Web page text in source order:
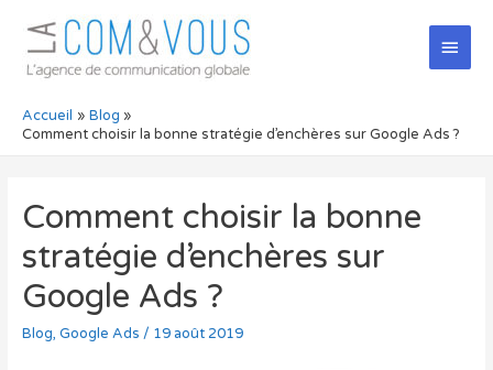
Accueil
Blog
Comment choisir la bonne stratégie d’enchères sur Google Ads ?
Comment choisir la bonne
stratégie d’enchères sur
Google Ads ?
Blog, Google Ads / 19 août 2019